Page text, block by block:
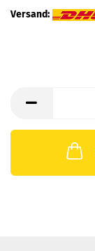
Versand: